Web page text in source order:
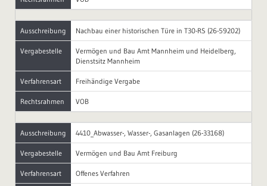
Ausschreibung Nachbau einer historischen Türe in T30-RS (26-59202)
Vergabestelle
Vermögen und Bau Amt Mannheim und Heidelberg,
Dienstsitz Mannheim
Verfahrensart Freihändige Vergabe
Rechtsrahmen VOB
Ausschreibung 4410_Abwasser-, Wasser-, Gasanlagen (26-33168)
Vergabestelle Vermögen und Bau Amt Freiburg
Verfahrensart Offenes Verfahren